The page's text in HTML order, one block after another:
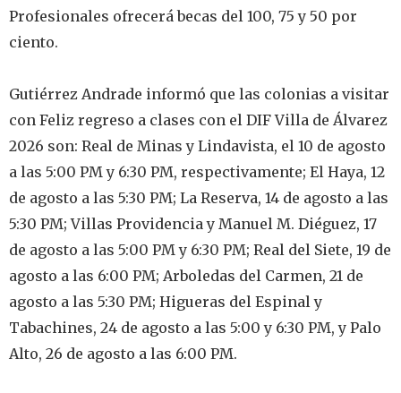
Profesionales ofrecerá becas del 100, 75 y 50 por
ciento.
‎Gutiérrez Andrade informó que las colonias a visitar
con Feliz regreso a clases con el DIF Villa de Álvarez
2026 son: Real de Minas y Lindavista, el 10 de agosto
a las 5:00 PM y 6:30 PM, respectivamente; El Haya, 12
de agosto a las 5:30 PM; La Reserva, 14 de agosto a las
5:30 PM; Villas Providencia y Manuel M. Diéguez, 17
de agosto a las 5:00 PM y 6:30 PM; Real del Siete, 19 de
agosto a las 6:00 PM; Arboledas del Carmen, 21 de
agosto a las 5:30 PM; Higueras del Espinal y
Tabachines, 24 de agosto a las 5:00 y 6:30 PM, y Palo
Alto, 26 de agosto a las 6:00 PM.